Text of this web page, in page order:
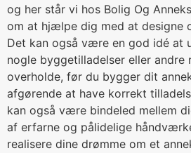
og her står vi hos Bolig Og
om at hjælpe dig med at designe
Det kan også være en god idé at
nogle byggetilladelser eller andre
overholde, før du bygger dit
afgørende at have korrekt
kan også være bindeled mellem
af erfarne og pålidelige
realisere dine drømme om et